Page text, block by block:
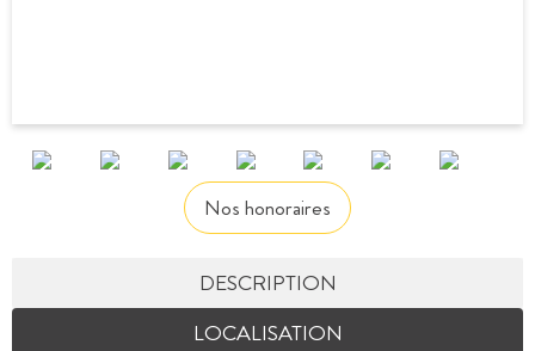
Nos honoraires
DESCRIPTION
LOCALISATION